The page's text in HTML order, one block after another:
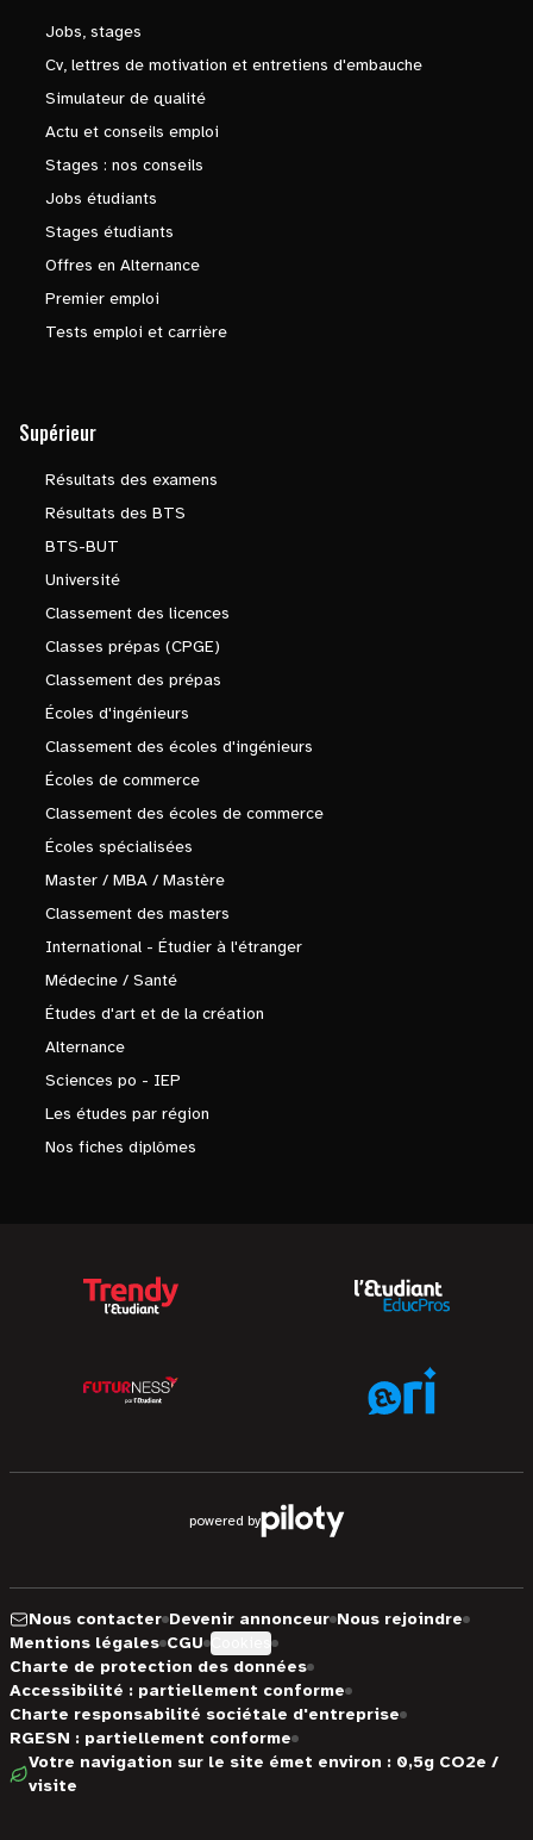
Jobs, stages
Cv, lettres de motivation et entretiens d'embauche
Simulateur de qualité
Actu et conseils emploi
Stages : nos conseils
Jobs étudiants
Stages étudiants
Offres en Alternance
Premier emploi
Tests emploi et carrière
Supérieur
Résultats des examens
Résultats des BTS
BTS-BUT
Université
Classement des licences
Classes prépas (CPGE)
Classement des prépas
Écoles d'ingénieurs
Classement des écoles d'ingénieurs
Écoles de commerce
Classement des écoles de commerce
Écoles spécialisées
Master / MBA / Mastère
Classement des masters
International - Étudier à l'étranger
Médecine / Santé
Études d'art et de la création
Alternance
Sciences po - IEP
Les études par région
Nos fiches diplômes
powered by
Nous contacter Devenir annonceur Nous rejoindre
Mentions légales CGU
Charte de protection des données
Accessibilité : partiellement conforme
Charte responsabilité sociétale d'entreprise
RGESN : partiellement conforme
Votre navigation sur le site émet environ : 0,5g CO2e /
visite